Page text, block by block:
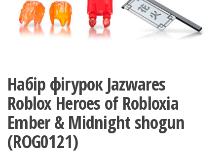
Набір фігурок Jazwares
Roblox Heroes of Robloxia
Ember & Midnight shogun
(ROG0121)